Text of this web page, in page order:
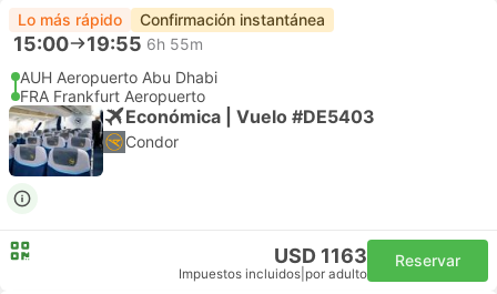
Lo más rápido Confirmación instantánea
15:00 19:55 6h 55m
AUH Aeropuerto Abu Dhabi
FRA Frankfurt Aeropuerto
Económica | Vuelo #DE5403
Condor
USD 1163
Impuestos incluidos por adulto
Reservar